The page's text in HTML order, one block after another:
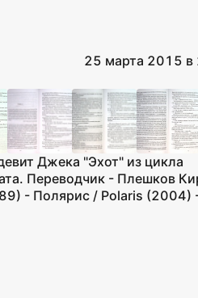
25 марта 2015 в
Джека "Эхот" из цикла
Переводчик - Плешков
- Полярис / Polaris (2004)